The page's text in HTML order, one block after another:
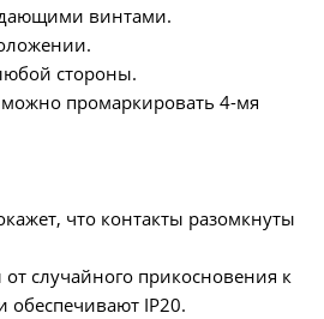
винтами.
стороны.
промаркировать 4-мя
что контакты разомкнуты
случайного прикосновения к
обеспечивают IP20.